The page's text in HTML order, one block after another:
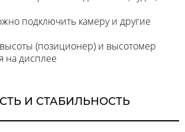
подключить камеру и другие
(позиционер) и высотомер
на дисплее
И СТАБИЛЬНОСТЬ